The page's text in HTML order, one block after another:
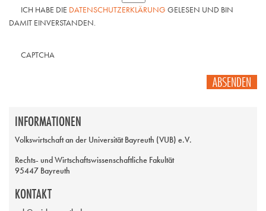
INFORMATIONEN
Volkswirtschaft an der Universität Bayreuth (VUB) e.V.
Rechts- und Wirtschaftswissenschaftliche Fakultät
95447 Bayreuth
KONTAKT
ICH HABE DIE DATENSCHUTZERKLÄRUNG GELESEN UND BIN
DAMIT EINVERSTANDEN.
CAPTCHA
ABSENDEN